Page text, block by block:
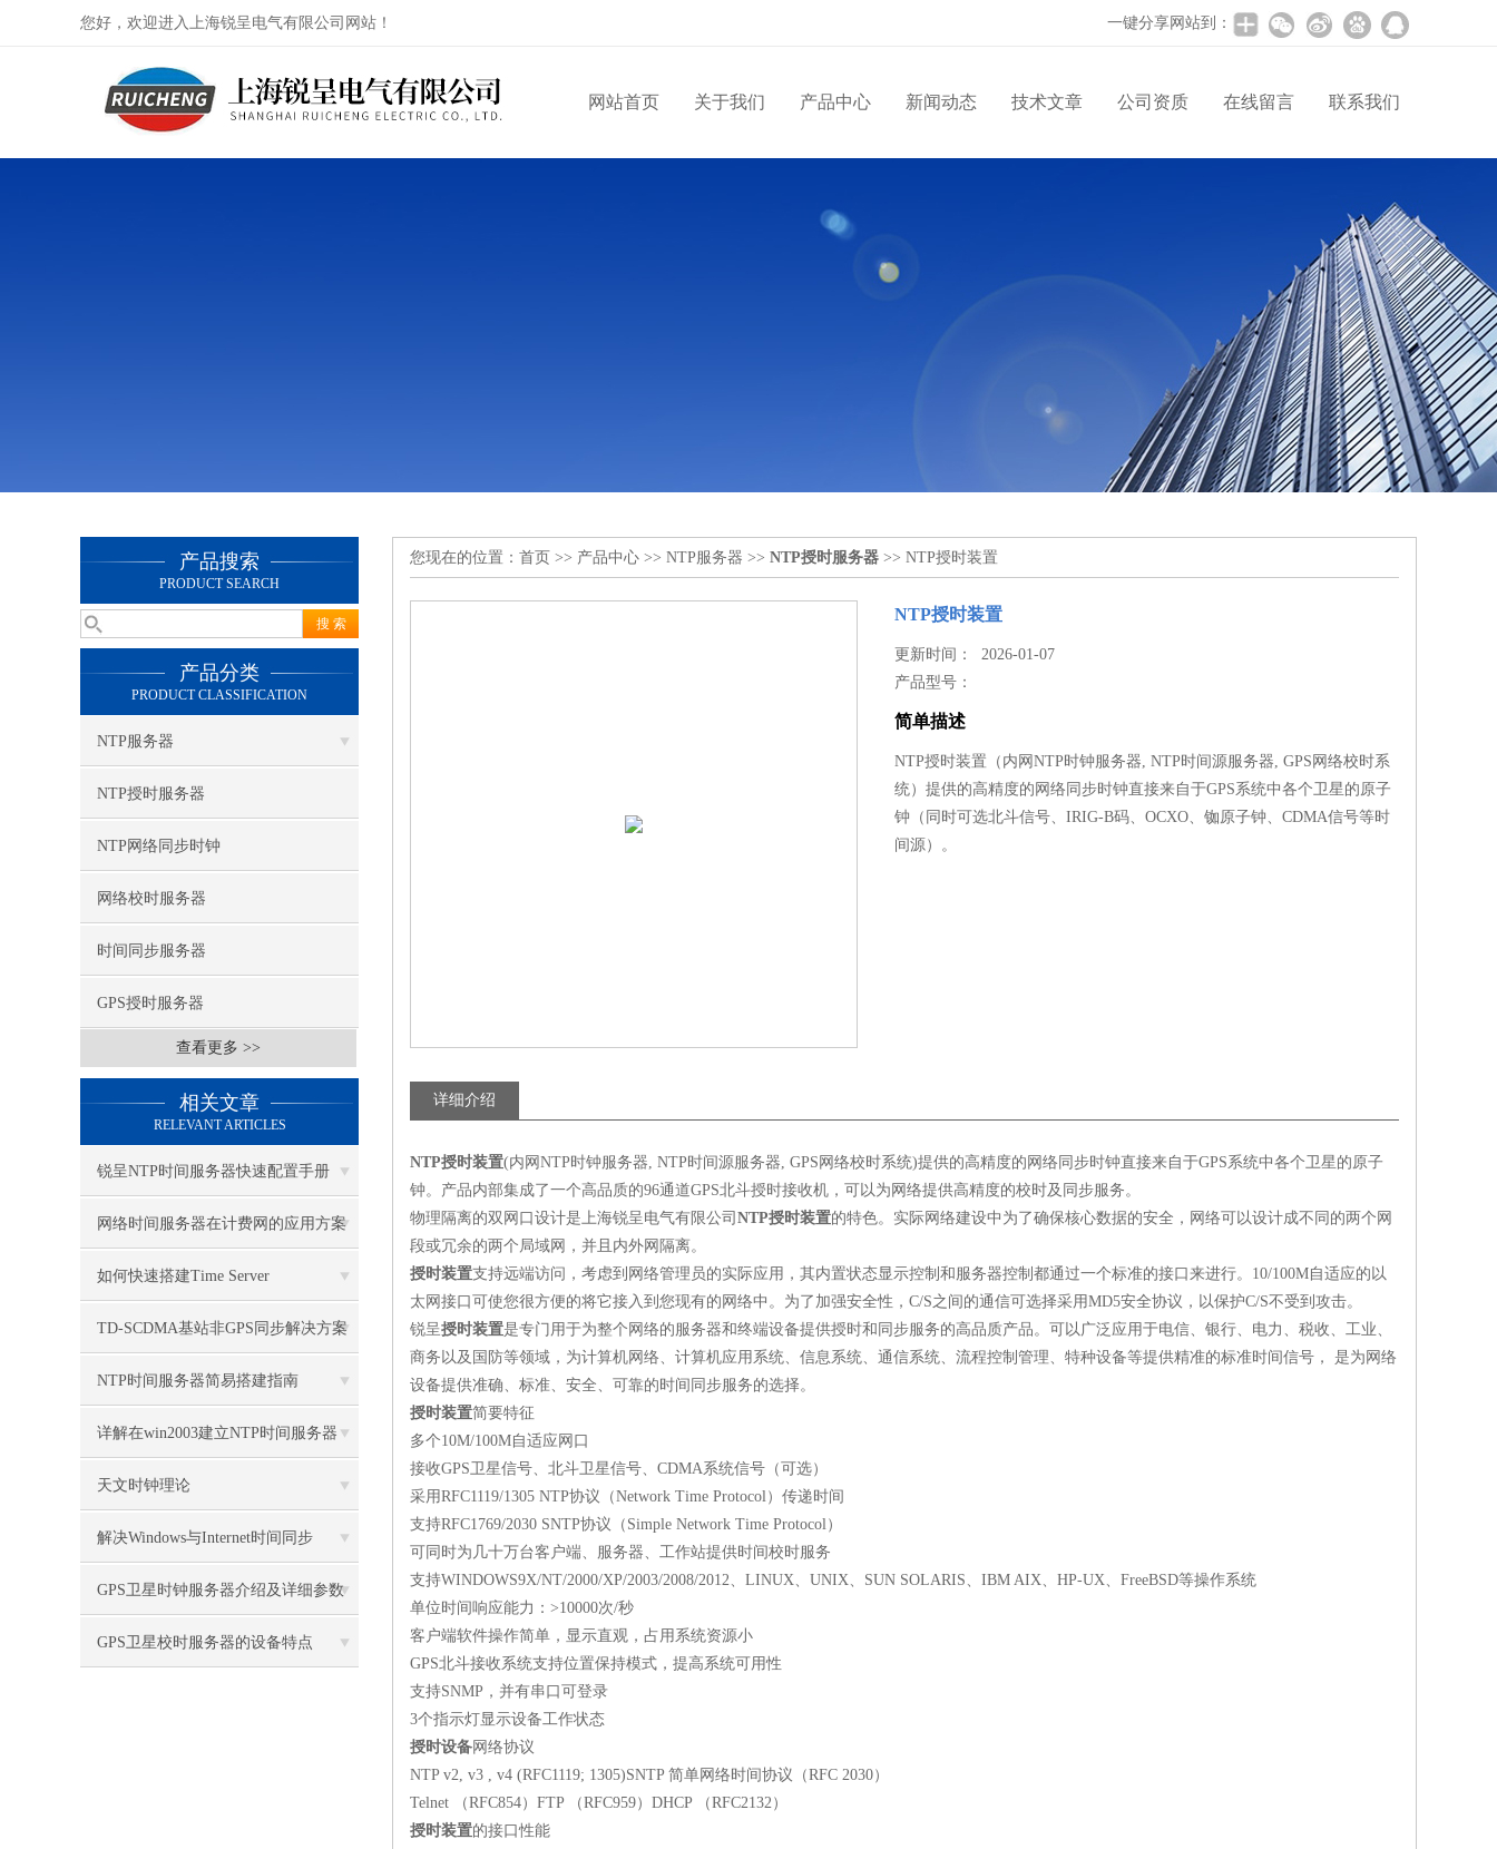
您好，欢迎进入上海锐呈电气有限公司网站！ 一键分享网站到：
网站首页 关于我们 产品中心 新闻动态 技术文章 公司资质 在线留言 联系我们
产品搜索
PRODUCT SEARCH
产品分类
PRODUCT CLASSIFICATION
NTP服务器
NTP授时服务器
NTP网络同步时钟
网络校时服务器
时间同步服务器
GPS授时服务器
查看更多 >>
相关文章
RELEVANT ARTICLES
锐呈NTP时间服务器快速配置手册
网络时间服务器在计费网的应用方案
如何快速搭建Time Server
TD-SCDMA基站非GPS同步解决方案
研究（一）
NTP时间服务器简易搭建指南
详解在win2003建立NTP时间服务器
天文时钟理论
解决Windows与Internet时间同步
GPS卫星时钟服务器介绍及详细参数
GPS卫星校时服务器的设备特点
您现在的位置： 首页 >> 产品中心 >> NTP服务器 >> NTP授时服务器 >> NTP授时装置
NTP授时装置
更新时间： 2026-01-07
产品型号：
简单描述
NTP授时装置（内网NTP时钟服务器, NTP时间源服务器, GPS网络校时系
统）提供的高精度的网络同步时钟直接来自于GPS系统中各个卫星的原子
钟（同时可选北斗信号、IRIG-B码、OCXO、铷原子钟、CDMA信号等时
间源）。
详细介绍
NTP授时装置(内网 NTP时钟服务器, NTP时间源服务器, GPS 网络校时系统)提供的高精度的网络同步时钟直接来自于GPS系统中各个卫星的原子
钟。产品内部集成了一个高品质的96通道GPS北斗授时接收机，可以为网络提供高精度的校时及同步服务。
物理隔离的双网口设计是上海锐呈电气有限公司 NTP授时装置的特色。实际网络建设中为了确保核心数据的安全，网络可以设计成不同的两个网
段或冗余的两个局域网，并且内外网隔离。
授时装置支持远端访问，考虑到网络管理员的实际应用，其内置状态显示控制和服务器控制都通过一个标准的接口来进行。 10/100M自适应的以
太网接口可使您很方便的将它接入到您现有的网络中。为了加强安全性， C/S之间的通信可选择采用MD5安全协议，以保护C/S不受到攻击。
锐呈授时装置是专门用于为整个网络的服务器和终端设备提供授时和同步服务的高品质产品。可以广泛应用于电信、银行、电力、税收、工业、
商务以及国防等领域，为计算机网络、计算机应用系统、信息系统、通信系统、流程控制管理、特种设备等提供精准的标准时间信号，
是为网络
设备提供准确、标准、安全、可靠的时间同步服务的选择。
授时装置简要特征
多个10M/100M自适应网口
接收GPS卫星信号、北斗卫星信号、 CDMA系统信号（可选）
采用RFC1119/1305 NTP协议（Network Time Protocol）传递时间
支持RFC1769/2030 SNTP协议（ Simple Network Time Protocol）
可同时为几十万台客户端、服务器、工作站提供时间校时服务
支持WINDOWS9X/NT/2000/XP/2003/2008/2012、 LINUX、 UNIX、 SUN SOLARIS、 IBM AIX、 HP-UX、 FreeBSD等操作系统
单位时间响应能力： >10000次/秒
客户端软件操作简单，显示直观，占用系统资源小
GPS北斗接收系统支持位置保持模式，提高系统可用性
支持SNMP ，并有串口可登录
3个指示灯显示设备工作状态
授时设备网络协议
NTP v2, v3 , v4 (RFC1119; 1305)SNTP 简单网络时间协议（RFC 2030）
Telnet
（RFC854） FTP （RFC959） DHCP （RFC2132）
授时装置的接口性能